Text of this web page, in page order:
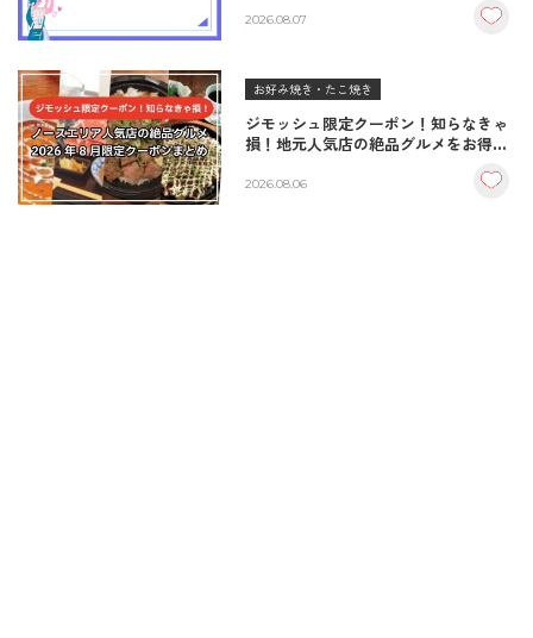
2026.08.07
お好み焼き・たこ焼き
ジモッシュ限定クーポン！知らなきゃ
損！地元人気店の絶品グルメをお得に
2026.08.06